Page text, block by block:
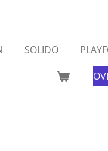
SOLIDO